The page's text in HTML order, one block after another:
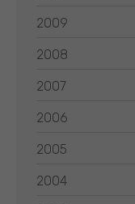
2009
2008
2007
2006
2005
2004